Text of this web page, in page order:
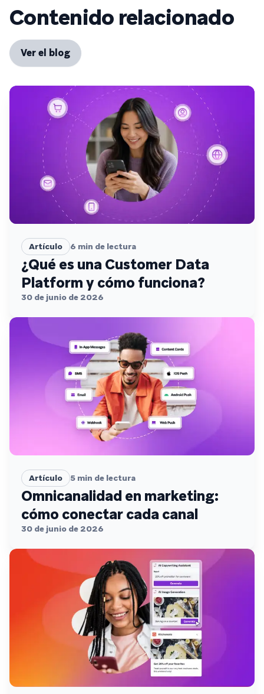
Contenido relacionado
Ver el blog
Artículo 6 min de lectura
¿Qué es una Customer Data
Platform y cómo funciona?
30 de junio de 2026
Artículo 5 min de lectura
Omnicanalidad en marketing:
cómo conectar cada canal
30 de junio de 2026